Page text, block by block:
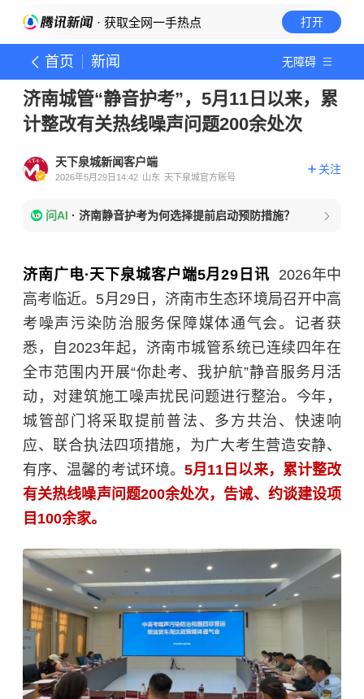
· 获取全网一手热点 打开
首页 新闻 无障碍
济南城管“静音护考”，5月11日以来，累
计整改有关热线噪声问题200余处次
天下泉城新闻客户端
2026年5月29日14:42 山东 天下泉城官方账号
关注
问AI · 济南静音护考为何选择提前启动预防措施？
济南广电·天下泉城客户端5月29日讯 2026年中
高考临近。5月29日，济南市生态环境局召开中高
考噪声污染防治服务保障媒体通气会。记者获
悉，自2023年起，济南市城管系统已连续四年在
全市范围内开展“你赴考、我护航”静音服务月活
动，对建筑施工噪声扰民问题进行整治。今年，
城管部门将采取提前普法、多方共治、快速响
应、联合执法四项措施，为广大考生营造安静、
有序、温馨的考试环境。5月11日以来，累计整改
有关热线噪声问题200余处次，告诫、约谈建设项
目100余家。